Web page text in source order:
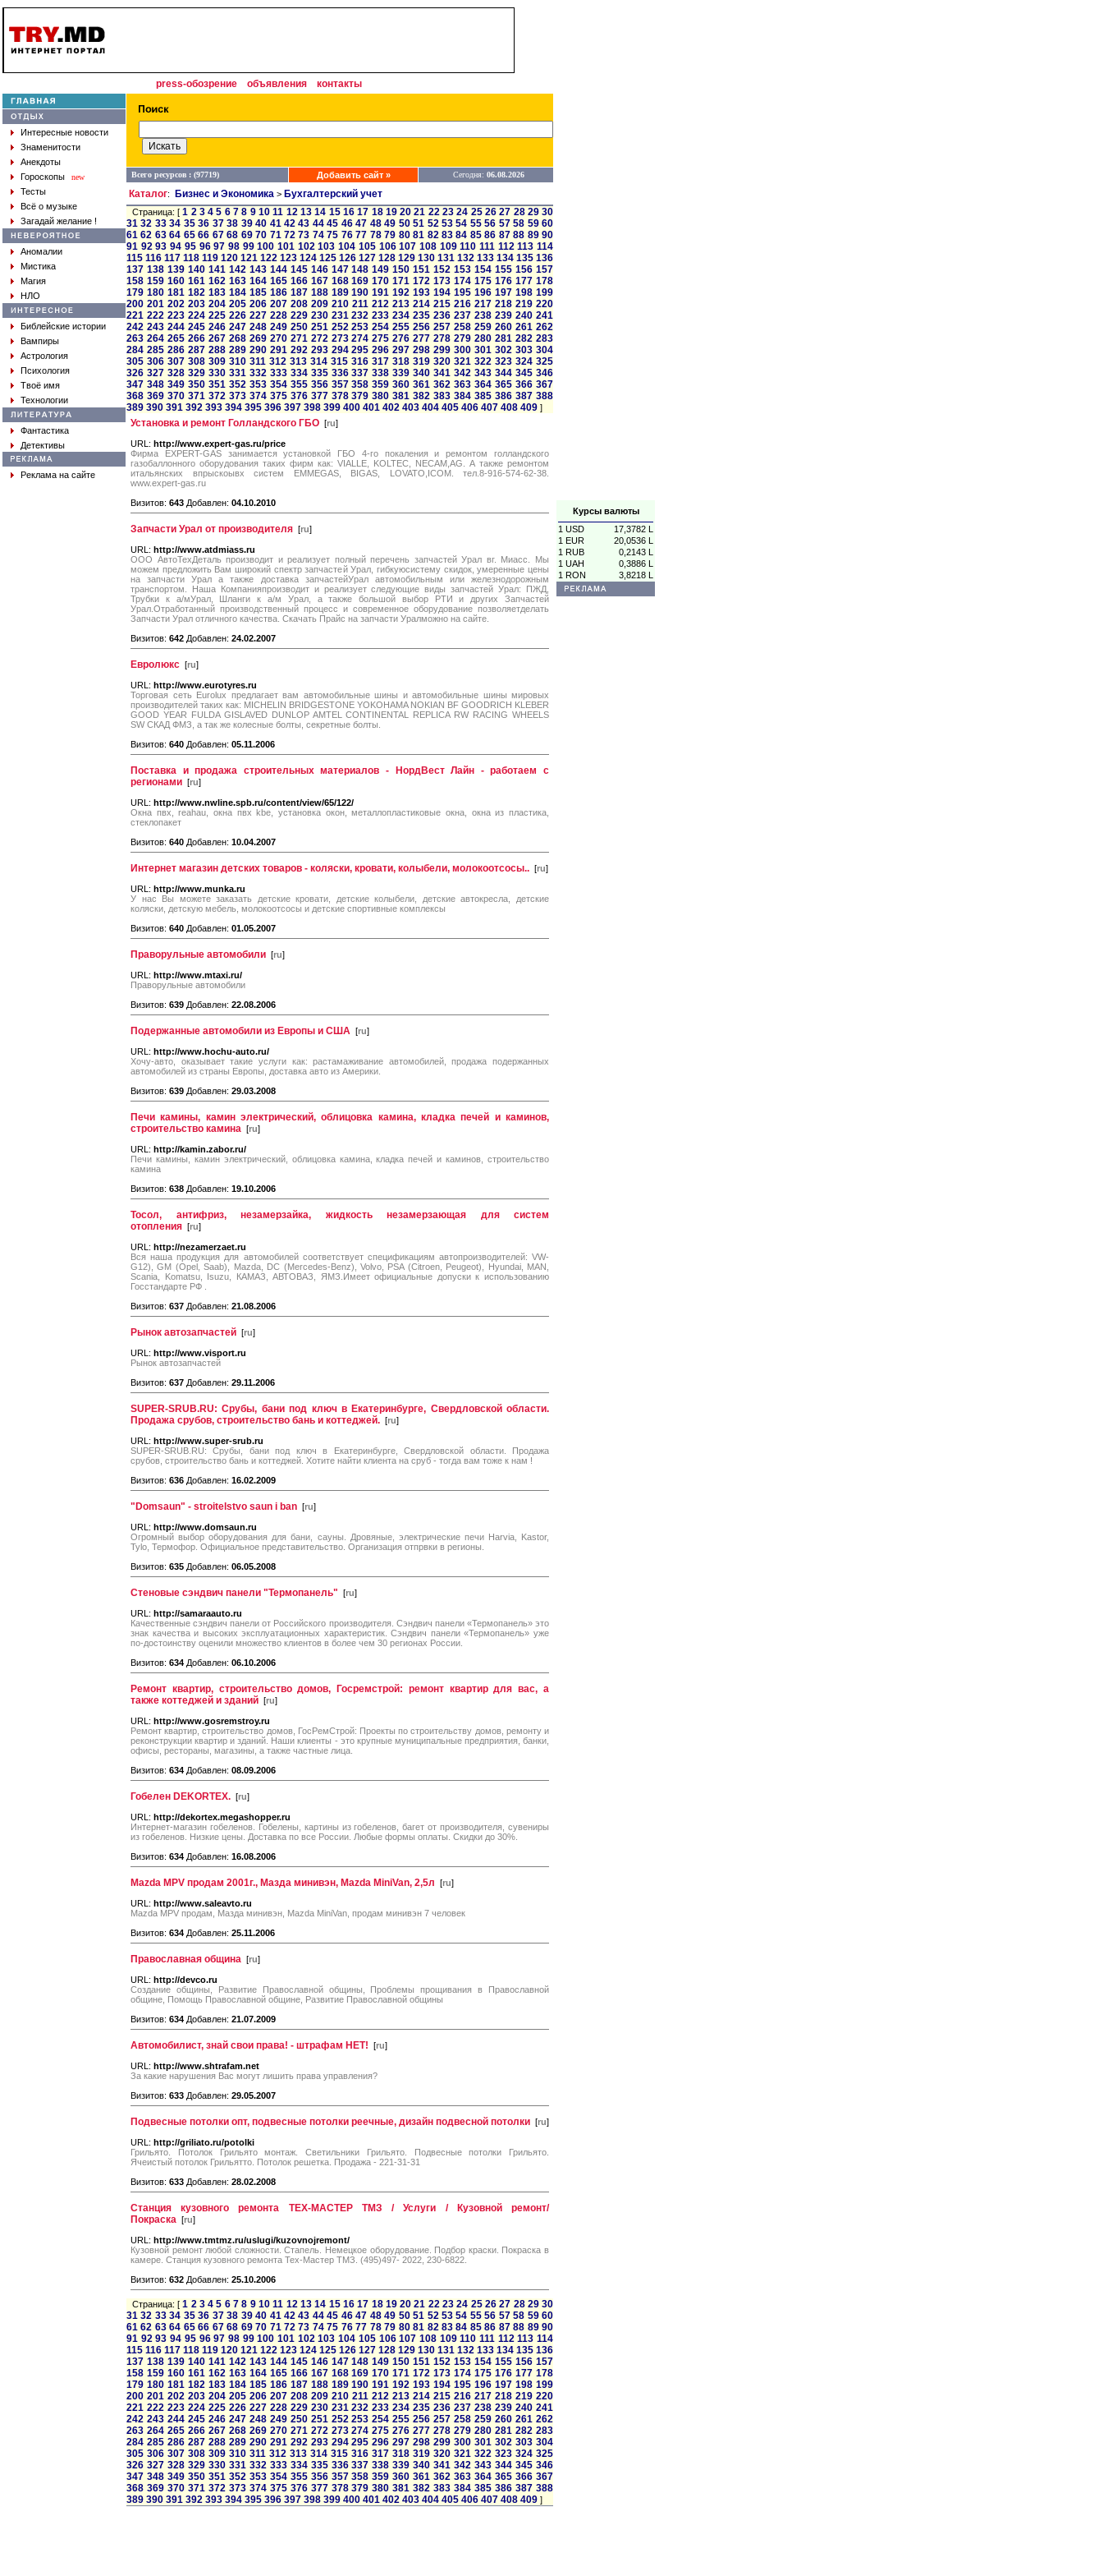
Курсы валюты
1 USD
17,3782 L
1 EUR
20,0536 L
1 RUB
0,2143 L
1 UAH
0,3886 L
1 RON
3,8218 L
press-обозрение объявления контакты
Интересные новости
Знаменитости
Анекдоты
Гороскопы
new
Тесты
Всё о музыке
Загадай желание !
Аномалии
Мистика
Магия
НЛО
Библейские истории
Вампиры
Астрология
Психология
Твоё имя
Технологии
Фантастика
Детективы
Реклама на сайте
Всего ресурсов : (97719) Добавить сайт » Сегодня: 06.08.2026
Каталог: Бизнес и Экономика > Бухгалтерский учет
Страница: [1 2 3 4 5 6 7 8 9 10 11 12 13 14 15 16 17 18 19 20 21 22 23 24 25 26 27 28 29 30
31 32 33 34 35 36 37 38 39 40 41 42 43 44 45 46 47 48 49 50 51 52 53 54 55 56 57 58 59 60
61 62 63 64 65 66 67 68 69 70 71 72 73 74 75 76 77 78 79 80 81 82 83 84 85 86 87 88 89 90
91 92 93 94 95 96 97 98 99 100 101 102 103 104 105 106 107 108 109 110 111 112 113 114
115 116 117 118 119 120 121 122 123 124 125 126 127 128 129 130 131 132 133 134 135 136
137 138 139 140 141 142 143 144 145 146 147 148 149 150 151 152 153 154 155 156 157
158 159 160 161 162 163 164 165 166 167 168 169 170 171 172 173 174 175 176 177 178
179 180 181 182 183 184 185 186 187 188 189 190 191 192 193 194 195 196 197 198 199
200 201 202 203 204 205 206 207 208 209 210 211 212 213 214 215 216 217 218 219 220
221 222 223 224 225 226 227 228 229 230 231 232 233 234 235 236 237 238 239 240 241
242 243 244 245 246 247 248 249 250 251 252 253 254 255 256 257 258 259 260 261 262
263 264 265 266 267 268 269 270 271 272 273 274 275 276 277 278 279 280 281 282 283
284 285 286 287 288 289 290 291 292 293 294 295 296 297 298 299 300 301 302 303 304
305 306 307 308 309 310 311 312 313 314 315 316 317 318 319 320 321 322 323 324 325
326 327 328 329 330 331 332 333 334 335 336 337 338 339 340 341 342 343 344 345 346
347 348 349 350 351 352 353 354 355 356 357 358 359 360 361 362 363 364 365 366 367
368 369 370 371 372 373 374 375 376 377 378 379 380 381 382 383 384 385 386 387 388
389 390 391 392 393 394 395 396 397 398 399 400 401 402 403 404 405 406 407 408 409 ]
Установка и ремонт Голландского ГБО [ru]
URL: http://www.expert-gas.ru/price
Фирма EXPERT-GAS занимается установкой ГБО 4-го покаления и ремонтом голландского
газобаллонного оборудования таких фирм как: VIALLE, KOLTEC, NECAM,AG. А также ремонтом
итальянских впрыскоывх систем EMMEGAS, BIGAS, LOVATO,ICOM. тел.8-916-574-62-38.
www.expert-gas.ru
Визитов: 643 Добавлен: 04.10.2010
Запчасти Урал от производителя [ru]
URL: http://www.atdmiass.ru
ООО АвтоТехДеталь производит и реализует полный перечень запчастей Урал вг. Миасс. Мы
можем предложить Вам широкий спектр запчастей Урал, гибкуюсистему скидок, умеренные цены
на запчасти Урал а также доставка запчастейУрал автомобильным или железнодорожным
транспортом. Наша Компанияпроизводит и реализует следующие виды запчастей Урал: ПЖД,
Трубки к а/мУрал, Шланги к а/м Урал, а также большой выбор РТИ и других Запчастей
Урал.Отработанный производственный процесс и современное оборудование позволяетделать
Запчасти Урал отличного качества. Скачать Прайс на запчасти Уралможно на сайте.
Визитов: 642 Добавлен: 24.02.2007
Евролюкс [ru]
URL: http://www.eurotyres.ru
Торговая сеть Eurolux предлагает вам автомобильные шины и автомобильные шины мировых
производителей таких как: MICHELIN BRIDGESTONE YOKOHAMA NOKIAN BF GOODRICH KLEBER
GOOD YEAR FULDA GISLAVED DUNLOP AMTEL CONTINENTAL REPLICA RW RACING WHEELS
SW СКАД ФМЗ, а так же колесные болты, секретные болты.
Визитов: 640 Добавлен: 05.11.2006
Поставка и продажа строительных материалов - НордВест Лайн - работаем с
регионами [ru]
URL: http://www.nwline.spb.ru/content/view/65/122/
Окна пвх, reahau, окна пвх kbe, установка окон, металлопластиковые окна, окна из пластика,
стеклопакет
Визитов: 640 Добавлен: 10.04.2007
Интернет магазин детских товаров - коляски, кровати, колыбели, молокоотсосы.. [ru]
URL: http://www.munka.ru
У нас Вы можете заказать детские кровати, детские колыбели, детские автокресла, детские
коляски, детскую мебель, молокоотсосы и детские спортивные комплексы
Визитов: 640 Добавлен: 01.05.2007
Праворульные автомобили [ru]
URL: http://www.mtaxi.ru/
Праворульные автомобили
Визитов: 639 Добавлен: 22.08.2006
Подержанные автомобили из Европы и США [ru]
URL: http://www.hochu-auto.ru/
Хочу-авто, оказывает такие услуги как: растамаживание автомобилей, продажа подержанных
автомобилей из страны Европы, доставка авто из Америки.
Визитов: 639 Добавлен: 29.03.2008
Печи камины, камин электрический, облицовка камина, кладка печей и каминов,
строительство камина [ru]
URL: http://kamin.zabor.ru/
Печи камины, камин электрический, облицовка камина, кладка печей и каминов, строительство
камина
Визитов: 638 Добавлен: 19.10.2006
Тосол, антифриз, незамерзайка, жидкость незамерзающая для систем
отопления [ru]
URL: http://nezamerzaet.ru
Вся наша продукция для автомобилей соответствует спецификациям автопроизводителей: VW-
G12), GM (Opel, Saab), Mazda, DC (Mercedes-Benz), Volvo, PSA (Citroen, Peugeot), Hyundai, MAN,
Scania, Komatsu, Isuzu, КАМАЗ, АВТОВАЗ, ЯМЗ.Имеет официальные допуски к использованию
Госстандарте РФ .
Визитов: 637 Добавлен: 21.08.2006
Рынок автозапчастей [ru]
URL: http://www.visport.ru
Рынок автозапчастей
Визитов: 637 Добавлен: 29.11.2006
SUPER-SRUB.RU: Срубы, бани под ключ в Екатеринбурге, Свердловской области.
Продажа срубов, строительство бань и коттеджей. [ru]
URL: http://www.super-srub.ru
SUPER-SRUB.RU: Срубы, бани под ключ в Екатеринбурге, Свердловской области. Продажа
срубов, строительство бань и коттеджей. Хотите найти клиента на сруб - тогда вам тоже к нам !
Визитов: 636 Добавлен: 16.02.2009
"Domsaun" - stroitelstvo saun i ban [ru]
URL: http://www.domsaun.ru
Огромный выбор оборудования для бани, сауны. Дровяные, электрические печи Harvia, Kastor,
Tylo, Термофор. Официальное представительство. Организация отпрвки в регионы.
Визитов: 635 Добавлен: 06.05.2008
Стеновые сэндвич панели "Термопанель" [ru]
URL: http://samaraauto.ru
Качественные сэндвич панели от Российского производителя. Сэндвич панели «Термопанель» это
знак качества и высоких эксплуатационных характеристик. Сэндвич панели «Термопанель» уже
по-достоинству оценили множество клиентов в более чем 30 регионах России.
Визитов: 634 Добавлен: 06.10.2006
Ремонт квартир, строительство домов, Госремстрой: ремонт квартир для вас, а
также коттеджей и зданий [ru]
URL: http://www.gosremstroy.ru
Ремонт квартир, строительство домов, ГосРемСтрой: Проекты по строительству домов, ремонту и
реконструкции квартир и зданий. Наши клиенты - это крупные муниципальные предприятия, банки,
офисы, рестораны, магазины, а также частные лица.
Визитов: 634 Добавлен: 08.09.2006
Гобелен DEKORTEX. [ru]
URL: http://dekortex.megashopper.ru
Интернет-магазин гобеленов. Гобелены, картины из гобеленов, багет от производителя, сувениры
из гобеленов. Низкие цены. Доставка по все России. Любые формы оплаты. Скидки до 30%.
Визитов: 634 Добавлен: 16.08.2006
Mazda MPV продам 2001г., Мазда минивэн, Mazda MiniVan, 2,5л [ru]
URL: http://www.saleavto.ru
Mazda MPV продам, Мазда минивэн, Mazda MiniVan, продам минивэн 7 человек
Визитов: 634 Добавлен: 25.11.2006
Православная община [ru]
URL: http://devco.ru
Создание общины, Развитие Православной общины, Проблемы прощивания в Православной
общине, Помощь Православной общине, Развитие Православной общины
Визитов: 634 Добавлен: 21.07.2009
Автомобилист, знай свои права! - штрафам НЕТ! [ru]
URL: http://www.shtrafam.net
За какие нарушения Вас могут лишить права управления?
Визитов: 633 Добавлен: 29.05.2007
Подвесные потолки опт, подвесные потолки реечные, дизайн подвесной потолки [ru]
URL: http://griliato.ru/potolki
Грильято. Потолок Грильято монтаж. Светильники Грильято. Подвесные потолки Грильято.
Ячеистый потолок Грильятто. Потолок решетка. Продажа - 221-31-31
Визитов: 633 Добавлен: 28.02.2008
Станция кузовного ремонта ТЕХ-МАСТЕР ТМЗ / Услуги / Кузовной ремонт/
Покраска [ru]
URL: http://www.tmtmz.ru/uslugi/kuzovnojremont/
Кузовной ремонт любой сложности. Стапель. Немецкое оборудование. Подбор краски. Покраска в
камере. Станция кузовного ремонта Тех-Мастер ТМЗ. (495)497- 2022, 230-6822.
Визитов: 632 Добавлен: 25.10.2006
Страница: [1 2 3 4 5 6 7 8 9 10 11 12 13 14 15 16 17 18 19 20 21 22 23 24 25 26 27 28 29 30
31 32 33 34 35 36 37 38 39 40 41 42 43 44 45 46 47 48 49 50 51 52 53 54 55 56 57 58 59 60
61 62 63 64 65 66 67 68 69 70 71 72 73 74 75 76 77 78 79 80 81 82 83 84 85 86 87 88 89 90
91 92 93 94 95 96 97 98 99 100 101 102 103 104 105 106 107 108 109 110 111 112 113 114
115 116 117 118 119 120 121 122 123 124 125 126 127 128 129 130 131 132 133 134 135 136
137 138 139 140 141 142 143 144 145 146 147 148 149 150 151 152 153 154 155 156 157
158 159 160 161 162 163 164 165 166 167 168 169 170 171 172 173 174 175 176 177 178
179 180 181 182 183 184 185 186 187 188 189 190 191 192 193 194 195 196 197 198 199
200 201 202 203 204 205 206 207 208 209 210 211 212 213 214 215 216 217 218 219 220
221 222 223 224 225 226 227 228 229 230 231 232 233 234 235 236 237 238 239 240 241
242 243 244 245 246 247 248 249 250 251 252 253 254 255 256 257 258 259 260 261 262
263 264 265 266 267 268 269 270 271 272 273 274 275 276 277 278 279 280 281 282 283
284 285 286 287 288 289 290 291 292 293 294 295 296 297 298 299 300 301 302 303 304
305 306 307 308 309 310 311 312 313 314 315 316 317 318 319 320 321 322 323 324 325
326 327 328 329 330 331 332 333 334 335 336 337 338 339 340 341 342 343 344 345 346
347 348 349 350 351 352 353 354 355 356 357 358 359 360 361 362 363 364 365 366 367
368 369 370 371 372 373 374 375 376 377 378 379 380 381 382 383 384 385 386 387 388
389 390 391 392 393 394 395 396 397 398 399 400 401 402 403 404 405 406 407 408 409 ]